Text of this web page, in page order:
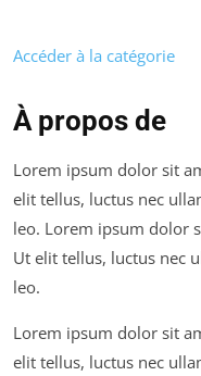
Accéder à la catégorie
À propos de
Lorem ipsum dolor sit
elit tellus, luctus nec
leo. Lorem ipsum dolor
Ut elit tellus, luctus nec
leo.
Lorem ipsum dolor sit
elit tellus, luctus nec